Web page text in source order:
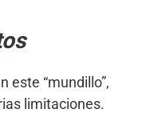
este “mundillo”,
limitaciones.